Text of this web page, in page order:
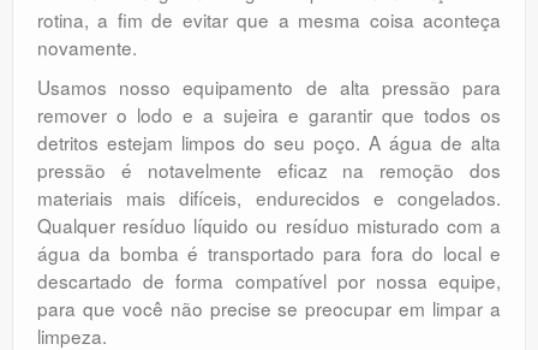
rotina, a fim de evitar que a mesma coisa aconteça
novamente.
Usamos nosso equipamento de alta pressão para
remover o lodo e a sujeira e garantir que todos os
detritos estejam limpos do seu poço. A água de alta
pressão é notavelmente eficaz na remoção dos
materiais mais difíceis, endurecidos e congelados.
Qualquer resíduo líquido ou resíduo misturado com a
água da bomba é transportado para fora do local e
descartado de forma compatível por nossa equipe,
para que você não precise se preocupar em limpar a
limpeza.